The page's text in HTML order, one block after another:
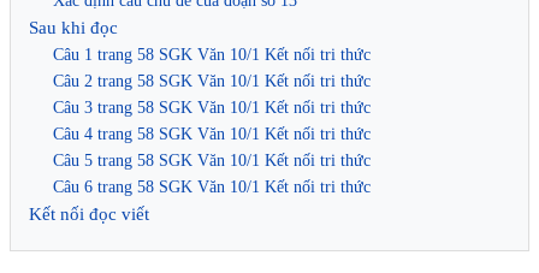
Sau khi đọc
Câu 1 trang 58 SGK Văn 10/1 Kết nối tri thức
Câu 2 trang 58 SGK Văn 10/1 Kết nối tri thức
Câu 3 trang 58 SGK Văn 10/1 Kết nối tri thức
Câu 4 trang 58 SGK Văn 10/1 Kết nối tri thức
Câu 5 trang 58 SGK Văn 10/1 Kết nối tri thức
Câu 6 trang 58 SGK Văn 10/1 Kết nối tri thức
Kết nối đọc viết